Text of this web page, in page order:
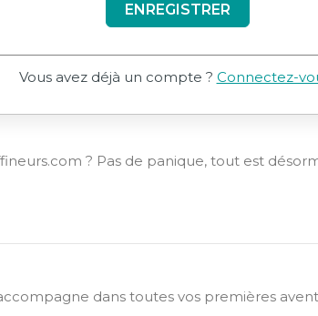
ENREGISTRER
Vous avez déjà un compte ? Connectez-
? Pas de panique, tout est
dans toutes vos premières